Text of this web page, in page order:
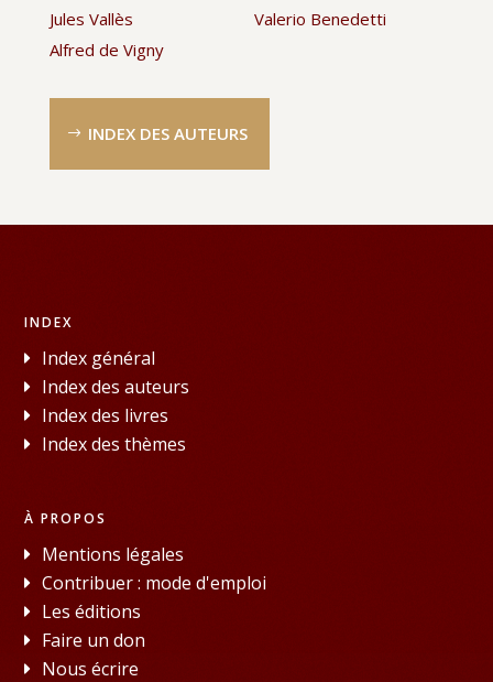
Jules Vallès
Alfred de Vigny
Valerio Benedetti
INDEX DES AUTEURS
INDEX
Index général
Index des auteurs
Index des livres
Index des thèmes
À PROPOS
Mentions légales
Contribuer : mode d'emploi
Les éditions
Faire un don
Nous écrire